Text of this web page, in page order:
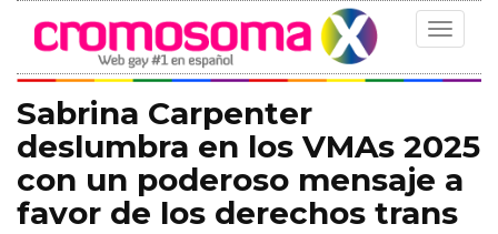
Toggle
Sabrina Carpenter
deslumbra en los VMAs 2025
con un poderoso mensaje a
favor de los derechos trans